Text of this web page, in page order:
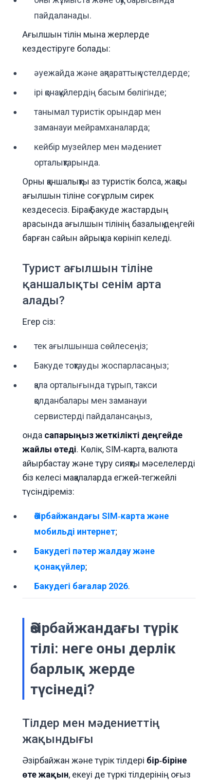
пайдаланады.
Ағылшын тілін мына жерлерде
кездестіруге болады:
әуежайда және ақпараттық үстелдерде;
ірі қонақүйлердің басым бөлігінде;
танымал туристік орындар мен
заманауи мейрамханаларда;
кейбір музейлер мен мәдениет
орталықтарында.
Орны қаншалықты аз туристік болса, жақсы
ағылшын тіліне соғұрлым сирек
кездесесіз. Бірақ Бакуде жастардың
арасында ағылшын тілінің базалық деңгейі
барған сайын айрықша көрініп келеді.
Турист ағылшын тіліне
қаншалықты сенім арта
алады?
Егер сіз:
тек ағылшынша сөйлесеңіз;
Бакуде тоқтауды жоспарласаңыз;
қала орталығында тұрып, такси
қолданбалары мен заманауи
сервистерді пайдалансаңыз,
онда сапарыңыз жеткілікті деңгейде
жайлы өтеді. Көлік, SIM‑карта, валюта
айырбастау және тұру сияқты мәселелерді
біз келесі мақалаларда егжей‑тегжейлі
түсіндіреміз:
Әзірбайжандағы SIM‑карта және
мобильді интернет;
Бакудегі пәтер жалдау және
қонақүйлер;
Бакудегі бағалар 2026.
Әзірбайжандағы түрік
тілі: неге оны дерлік
барлық жерде
түсінеді?
Тілдер мен мәдениеттің
жақындығы
Әзірбайжан және түрік тілдері бір‑біріне
өте жақын, екеуі де түркі тілдерінің оғыз